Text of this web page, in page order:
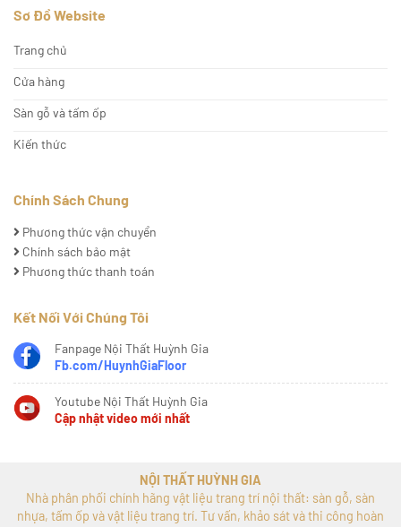
Sơ Đồ Website
Trang chủ
Cửa hàng
Sàn gỗ và tấm ốp
Kiến thức
Chính Sách Chung
Phương thức vận chuyển
Chính sách bảo mật
Phương thức thanh toán
Kết Nối Với Chúng Tôi
Fanpage Nội Thất Huỳnh Gia
Fb.com/HuynhGiaFloor
Youtube Nội Thất Huỳnh Gia
Cập nhật video mới nhất
NỘI THẤT HUỲNH GIA
Nhà phân phối chính hãng vật liệu trang trí nội thất: sàn gỗ, sàn
nhựa, tấm ốp và vật liệu trang trí. Tư vấn, khảo sát và thi công hoàn